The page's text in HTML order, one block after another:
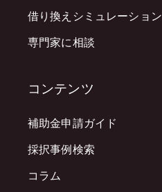
借り換えシミュレーション
専門家に相談
コンテンツ
補助金申請ガイド
採択事例検索
コラム